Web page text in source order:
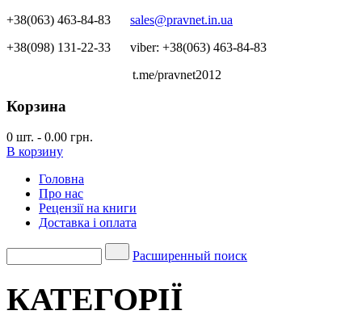
+38(063) 463-84-83 sales@pravnet.in.ua
+38(098) 131-22-33 viber: +38(063) 463-84-83
t.me/pravnet2012
Корзина
0 шт. - 0.00 грн.
В корзину
Головна
Про нас
Рецензії на книги
Доставка і оплата
Расширенный поиск
КАТЕГОРІЇ